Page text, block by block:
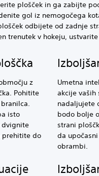
plošček in ga zabijte
gol iz nemogočega
odbijete od zadnje
trenutek v hokeju, ustvarite
z
Pohitite
isto
dvignite
prehitite do
Umetna
akcije vaših
nadaljujete
bodo bolje
strani
da
obrambi.